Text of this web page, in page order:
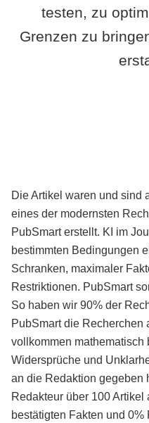
testen, zu
Grenzen zu
Die Artikel waren und sind
eines der modernsten
PubSmart erstellt. KI im
bestimmten Bedingungen
Schranken, maximaler
Restriktionen. PubSmart
So haben wir 90% der
PubSmart die Recherchen
vollkommen mathematisch
Widersprüche und
an die Redaktion gegeben
Redakteur über 100 Artikel
bestätigten Fakten und 0%